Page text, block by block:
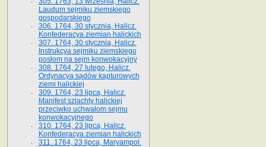
Laudum sejmiku ziemskiego
gospodarskiego
306. 1764, 30 stycznia, Halicz.
Konfederacya ziemian halickich
307. 1764, 30 stycznia, Halicz.
Instrukcya sejmiku ziemskiego
posłom na sejm konwokacyjny
308. 1764, 27 lutego, Halicz.
Ordynacya sądów kapturowych
ziemi halickiej
309. 1764, 23 lipca, Halicz.
Manifest szlachty halickiej
przeciwko uchwałom sejmu
konwokacyjnego
310. 1764, 23 lipca, Halicz.
Konfederacya ziemian halickich
311. 1764, 23 lipca, Maryampol.